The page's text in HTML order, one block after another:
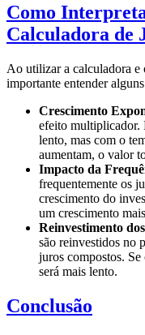
Como
Calculadora de
Ao utilizar a calculadora e
importante entender
Crescimento
efeito multiplicador.
lento, mas com o
aumentam, o valor
Impacto da
frequentemente os
crescimento do
um crescimento
Reinvestimento
são reinvestidos no
juros compostos.
será mais lento.
Conclusão